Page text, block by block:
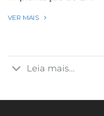
VER MAIS
Leia mais...